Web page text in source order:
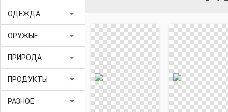
ОДЕЖДА arrow_drop_down
ОРУЖЫЕ arrow_drop_down
ПРИРОДА arrow_drop_down
ПРОДУКТЫ arrow_drop_down
РАЗНОЕ arrow_drop_down